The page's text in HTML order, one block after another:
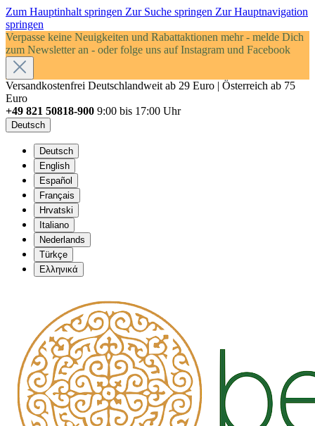
Zum Hauptinhalt springen Zur Suche springen Zur Hauptnavigation
springen
Verpasse keine Neuigkeiten und Rabattaktionen mehr - melde Dich
zum Newsletter an - oder folge uns auf Instagram und Facebook
Versandkostenfrei Deutschlandweit ab 29 Euro | Österreich ab 75
Euro
+49 821 50818-900 9:00 bis 17:00 Uhr
Deutsch
Deutsch
English
Español
Français
Hrvatski
Italiano
Nederlands
Türkçe
Ελληνικά